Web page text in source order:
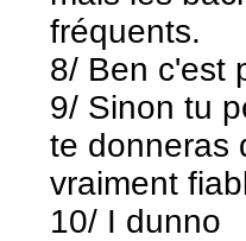
fréquents.
8/ Ben c'est
9/ Sinon tu
te donneras
vraiment
10/ I dunno